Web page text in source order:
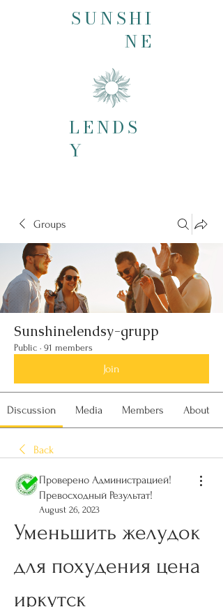
SUNSHI
NE
LENDS
Y
Groups
Sunshinelendsy-grupp
Public · 91 members
Join
Discussion Media Members About
Back
Проверено Администрацией!
Превосходный Результат!
August 26, 2023
Уменьшить желудок
для похудения цена
иркутск